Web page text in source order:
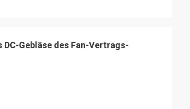
Gebläse des Fan-Vertrags-